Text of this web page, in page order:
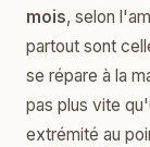
mois, selon
partout sont
se répare à la
pas plus vite
extrémité au